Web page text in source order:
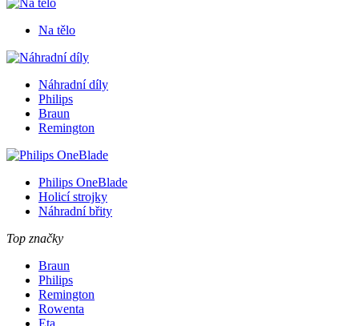
Na tělo
Náhradní díly
Philips
Braun
Remington
Philips OneBlade
Holicí strojky
Náhradní břity
Top značky
Braun
Philips
Remington
Rowenta
Eta